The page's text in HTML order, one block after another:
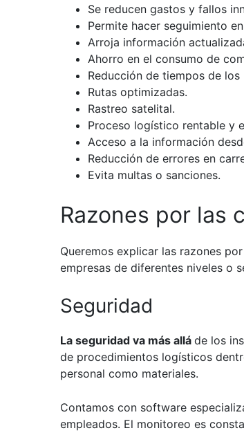
Se reducen gastos y fallos
Permite hacer seguimiento
Arroja información
Ahorro en el consumo de
Reducción de tiempos de
Rutas optimizadas.
Rastreo satelital.
Proceso logístico rentable y
Acceso a la información
Reducción de errores en
Evita multas o sanciones.
Razones por las
Queremos explicar las razones
empresas de diferentes niveles o
Seguridad
La seguridad va más allá de los
de procedimientos logísticos
personal como materiales.
Contamos con software
empleados. El monitoreo es